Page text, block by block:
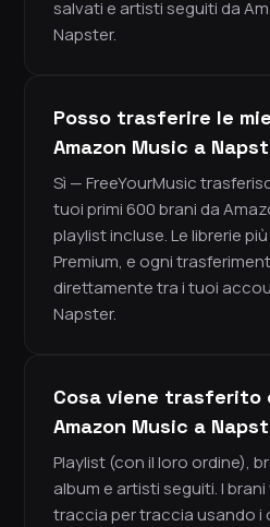
salvati e artisti seguiti da
Napster.
Posso trasferire le
Amazon Music a
Sì — FreeYourMusic
tuoi primi 600 brani da
playlist incluse. Le librerie
Premium, e ogni
direttamente tra i tuoi
Napster.
Cosa viene trasferito
Amazon Music a
Playlist (con il loro ordine),
album e artisti seguiti. I
traccia per traccia usando i